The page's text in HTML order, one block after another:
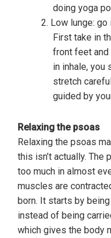
doing yoga
Low lunge:
First take in
front feet and
in inhale, you
stretch
guided by
Relaxing the psoas
Relaxing the psoas
this isn’t actually.
too much in almost
muscles are
born. It starts by
instead of being
which gives the body